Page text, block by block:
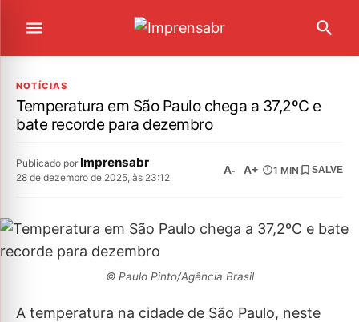
NOTÍCIAS
Temperatura em São Paulo chega a 37,2ºC e
bate recorde para dezembro
Publicado por Imprensabr
28 de dezembro de 2025, às 23:12
A- A+ 1 MIN SALVE
© Paulo Pinto/Agência Brasil
A temperatura na cidade de São Paulo, neste